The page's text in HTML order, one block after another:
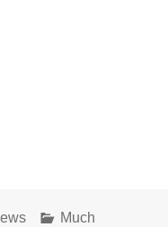
Kategorien
Much